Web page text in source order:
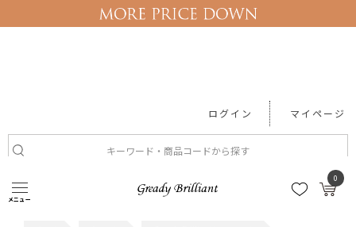
メニュー
0
ログイン マイページ
#セール #レース #Tシャツ #機能性アイテム